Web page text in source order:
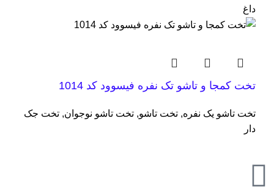
داغ
تخت کمجا و تاشو تک نفره فیسوود کد 1014
تخت تاشو یک نفره, تخت تاشو, تخت تاشو نوجوان, تخت جک
دار